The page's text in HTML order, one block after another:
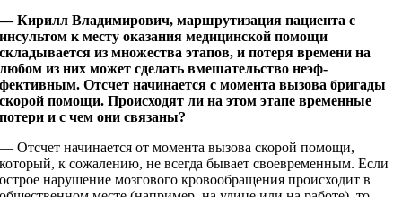
— Кирилл Владимирович, маршрутизация пациента с
инсультом к месту оказания медицинской помощи
складывается из множества этапов, и потеря времени на
любом из них может сделать вмешательство неэф­
фективным. Отсчет начинается с момента вызова бригады
скорой помощи. Происходят ли на этом этапе временные
потери и с чем они связаны?
— Отсчет начинается от момента вызова скорой помощи,
который, к сожалению, не всегда бывает своевременным. Если
острое нарушение мозгового кровообращения происходит в